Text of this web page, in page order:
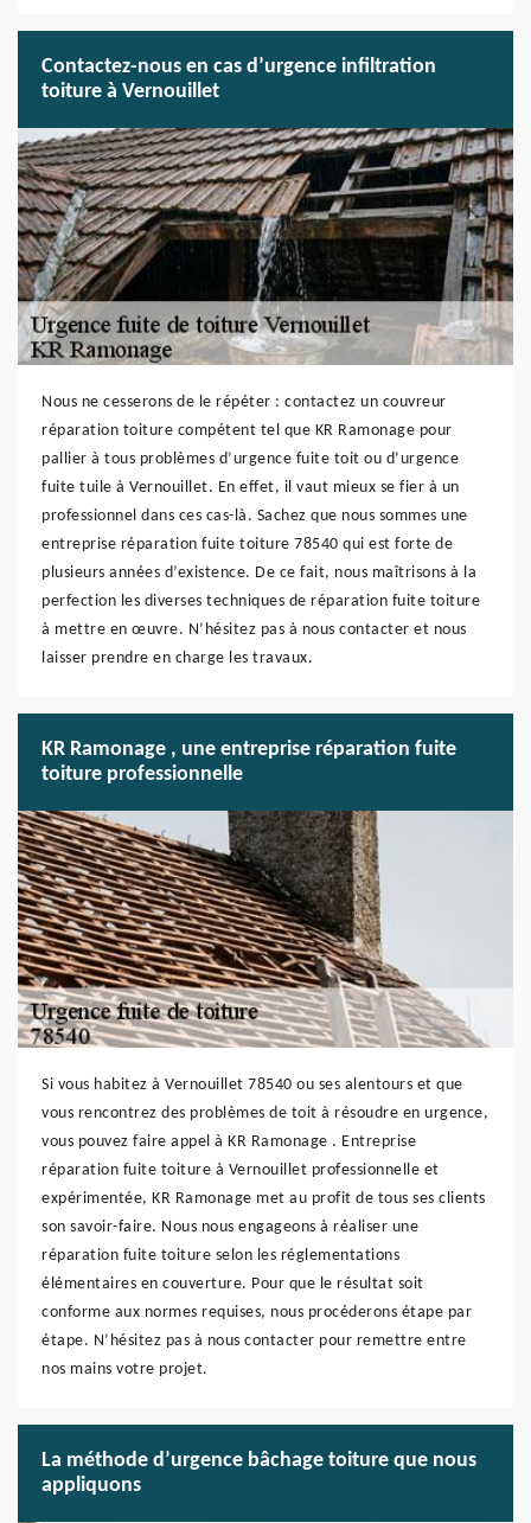
Contactez-nous en cas d’urgence infiltration
toiture à Vernouillet
Nous ne cesserons de le répéter : contactez un couvreur
réparation toiture compétent tel que KR Ramonage pour
pallier à tous problèmes d’urgence fuite toit ou d’urgence
fuite tuile à Vernouillet. En effet, il vaut mieux se fier à un
professionnel dans ces cas-là. Sachez que nous sommes une
entreprise réparation fuite toiture 78540 qui est forte de
plusieurs années d’existence. De ce fait, nous maîtrisons à la
perfection les diverses techniques de réparation fuite toiture
à mettre en œuvre. N’hésitez pas à nous contacter et nous
laisser prendre en charge les travaux.
KR Ramonage , une entreprise réparation fuite
toiture professionnelle
Si vous habitez à Vernouillet 78540 ou ses alentours et que
vous rencontrez des problèmes de toit à résoudre en urgence,
vous pouvez faire appel à KR Ramonage . Entreprise
réparation fuite toiture à Vernouillet professionnelle et
expérimentée, KR Ramonage met au profit de tous ses clients
son savoir-faire. Nous nous engageons à réaliser une
réparation fuite toiture selon les réglementations
élémentaires en couverture. Pour que le résultat soit
conforme aux normes requises, nous procéderons étape par
étape. N’hésitez pas à nous contacter pour remettre entre
nos mains votre projet.
La méthode d’urgence bâchage toiture que nous
appliquons